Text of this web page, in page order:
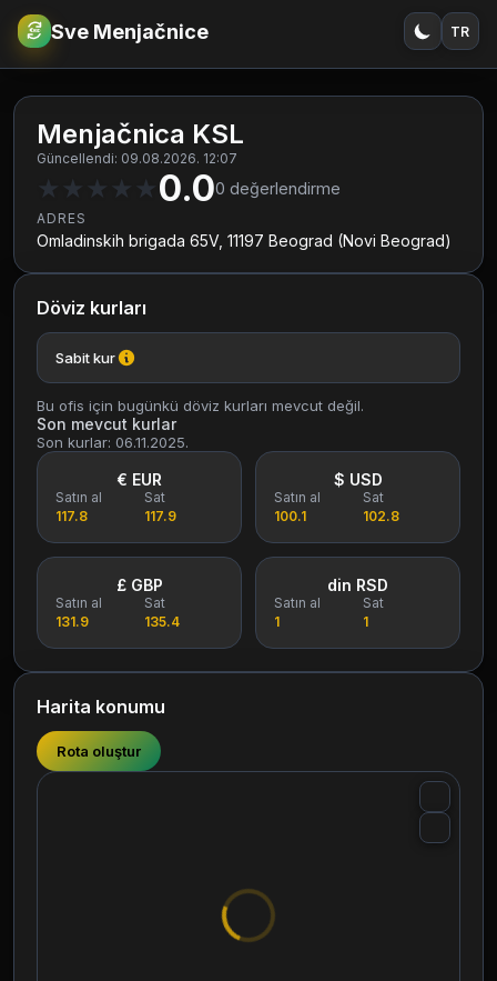
€RSD Sve Menjačnice TR
Menjačnica KSL
Güncellendi: 09.08.2026. 12:07
★ ★ ★ ★ ★0.00 değerlendirme
ADRES
Omladinskih brigada 65V, 11197 Beograd (Novi Beograd)
Döviz kurları
Sabit kur
Bu ofis için bugünkü döviz kurları mevcut değil.
Son mevcut kurlar
Son kurlar: 06.11.2025.
€ EUR
Satın al
117.8
Sat
117.9
$ USD
Satın al
100.1
Sat
102.8
£ GBP
Satın al
131.9
Sat
135.4
din RSD
Satın al
1
Sat
1
Harita konumu
Rota oluştur